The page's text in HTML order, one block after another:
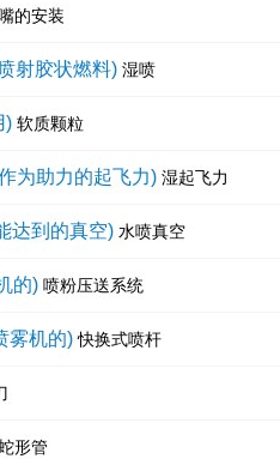
的安装
射胶状燃料) 湿喷
) 软质颗粒
为助力的起飞力) 湿起飞力
达到的真空) 水喷真空
的) 喷粉压送系统
雾机的) 快换式喷杆
形管